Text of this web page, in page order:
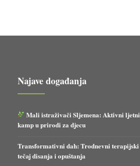
Najave događanja
Mali istraživači Sljemena: Aktivni ljetni
kamp u prirodi za djecu
Transformativni dah: Trodnevni terapijski
tečaj disanja i opuštanja